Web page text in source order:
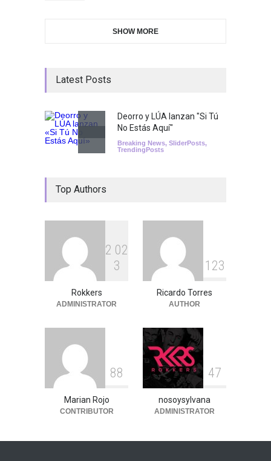
SHOW MORE
Latest Posts
Deorro y LÚA lanzan "Si Tú
No Estás Aquí"
Breaking News, SliderPosts,
TrendingPosts
Top Authors
2 02
3
Rokkers
ADMINISTRATOR
1 23
Ricardo Torres
AUTHOR
88
Marian Rojo
CONTRIBUTOR
47
nosoysylvana
ADMINISTRATOR